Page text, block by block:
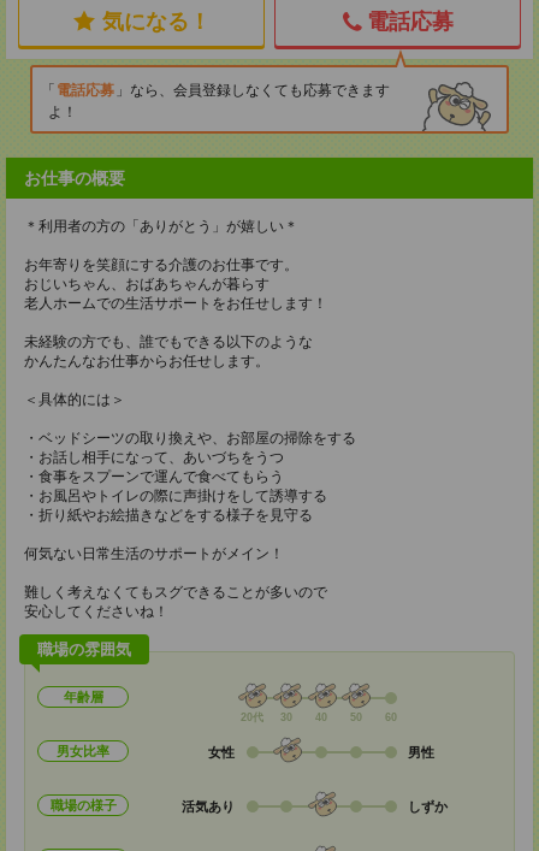
気になる！ 電話応募
電話応募
なら、会員登録しなくても応募できます
よ！
お仕事の概要
＊利用者の方の「ありがとう」が嬉しい＊
お年寄りを笑顔にする介護のお仕事です。
おじいちゃん、おばあちゃんが暮らす
老人ホームでの生活サポートをお任せします！
未経験の方でも、誰でもできる以下のような
かんたんなお仕事からお任せします。
＜具体的には＞
・ベッドシーツの取り換えや、お部屋の掃除をする
・お話し相手になって、あいづちをうつ
・食事をスプーンで運んで食べてもらう
・お風呂やトイレの際に声掛けをして誘導する
・折り紙やお絵描きなどをする様子を見守る
何気ない日常生活のサポートがメイン！
難しく考えなくてもスグできることが多いので
安心してくださいね！
職場の雰囲気
年齢層
20代 30 40 50 60
男女比率 女性 男性
職場の様子 活気あり しずか